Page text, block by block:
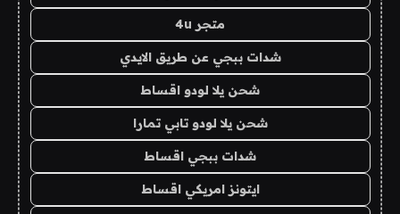
متجر 4u
شدات ببجي عن طريق الايدي
شحن يلا لودو اقساط
شحن يلا لودو تابي تمارا
شدات ببجي اقساط
ايتونز امريكي اقساط